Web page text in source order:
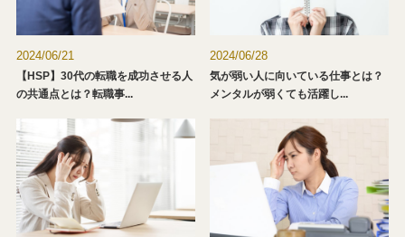
2024/06/21
【HSP】30代の転職を成功させる人
の共通点とは？転職事...
2024/06/28
気が弱い人に向いている仕事とは？
メンタルが弱くても活躍し...